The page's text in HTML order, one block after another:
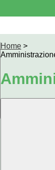
Home >